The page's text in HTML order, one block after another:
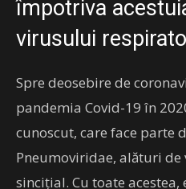
împotriva
virusului
Spre deosebire de
pandemia Covid-19 în
cunoscut, care face parte
Pneumoviridae, alături
sinciţial. Cu toate